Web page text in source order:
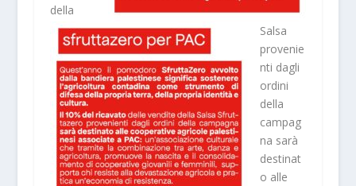
della
Salsa
provenie
nti dagli
ordini
della
campag
na sarà
destinat
o alle